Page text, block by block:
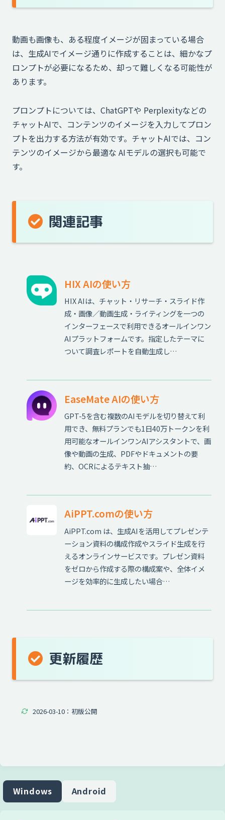
動画も画像も、ある程度イメージが固まっている場合
は、生成AIでイメージ通りに作成することは、細かなプ
ロンプトが必要になるため、却って難しくなる可能性が
あります。
プロンプトについては、ChatGPTや Perplexityなどの
チャットAIで、コンテンツのイメージを入力してプロン
プトを出力する方法が有効です。チャットAIでは、コン
テンツのイメージから最適な AIモデルの選択も可能で
す。
関連記事
HIX AIの使い方
HIX AIは、チャット・リサーチ・スライド作
成・画像／動画生成・ライティングを一つの
インターフェースで利用できるオールインワン
AIプラットフォームです。指定したテーマに
ついて調査レポートを自動生成し…
EaseMate AIの使い方
GPT-5を含む複数のAIモデルを切り替えて利
用でき、無料プランでも1日40万トークンを利
用可能なオールインワンAIアシスタントで、画
像や動画の生成、PDFやドキュメントの要
約、OCRによるテキスト抽…
AiPPT.comの使い方
AiPPT.com は、生成AIを活用してプレゼンテ
ーション資料の構成作成やスライド生成を行
えるオンラインサービスです。プレゼン資料
をゼロから作成する際の構成案や、全体イメ
ージを効率的に生成したい場合…
更新履歴
2026-03-10：初版公開
Windows Android